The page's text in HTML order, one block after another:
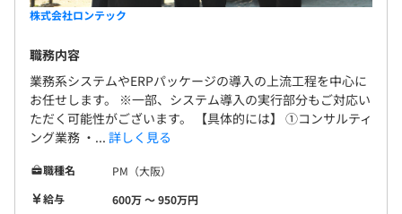
株式会社ロンテック
職務内容
業務系システムやERPパッケージの導入の上流工程を中心に
お任せします。 ※一部、システム導入の実行部分もご対応い
ただく可能性がございます。 【具体的には】 ①コンサルティ
ング業務 ・... 詳しく見る
職種名
PM（大阪）
給与
600万 〜 950万円